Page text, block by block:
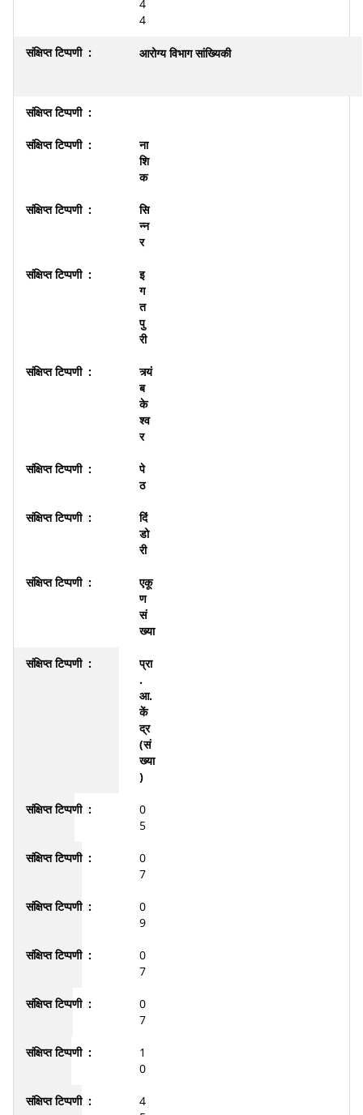
4
4
आरोग्य विभाग सांख्यिकी
ना
शि
क
सि
न्न
र
इ
ग
त
पु
री
त्र्यं
ब
के
श्व
र
पे
ठ
दिं
डो
री
एकू
ण
सं
ख्या
प्रा
.
आ.
कें
द्र
(सं
ख्या
)
0
5
0
7
0
9
0
7
0
7
1
0
4